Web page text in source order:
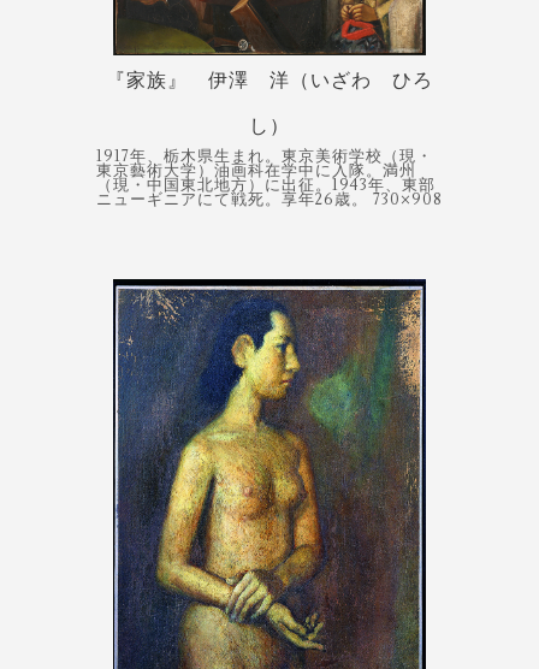
『家族』 伊澤 洋（いざわ ひろ
し）
1917年、栃木県生まれ。東京美術学校（現・
東京藝術大学）油画科在学中に入隊。満州
（現・中国東北地方）に出征。1943年、東部
ニューギニアにて戦死。享年26歳。 730×908